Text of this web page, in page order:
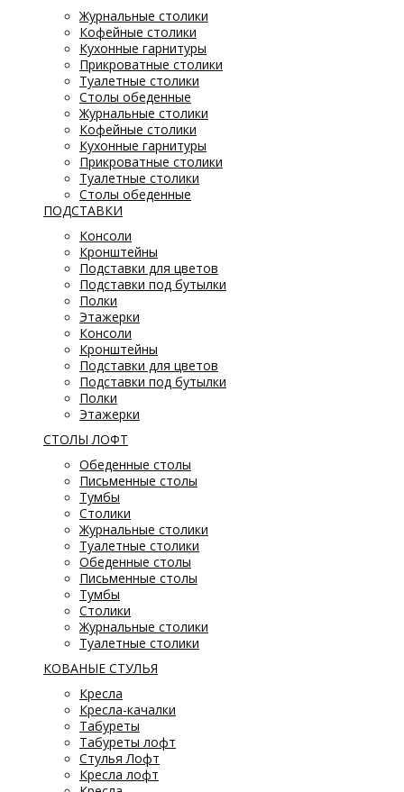
Журнальные столики
Кофейные столики
Кухонные гарнитуры
Прикроватные столики
Туалетные столики
Столы обеденные
Журнальные столики
Кофейные столики
Кухонные гарнитуры
Прикроватные столики
Туалетные столики
Столы обеденные
ПОДСТАВКИ
Консоли
Кронштейны
Подставки для цветов
Подставки под бутылки
Полки
Этажерки
Консоли
Кронштейны
Подставки для цветов
Подставки под бутылки
Полки
Этажерки
СТОЛЫ ЛОФТ
Обеденные столы
Письменные столы
Тумбы
Столики
Журнальные столики
Туалетные столики
Обеденные столы
Письменные столы
Тумбы
Столики
Журнальные столики
Туалетные столики
КОВАНЫЕ СТУЛЬЯ
Кресла
Кресла-качалки
Табуреты
Табуреты лофт
Стулья Лофт
Кресла лофт